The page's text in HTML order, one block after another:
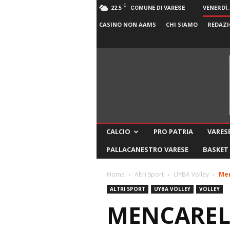
22.5 C COMUNE DI VARESE
CASINO NON AAMS CHI SIAMO
CALCIO PRO PATRIA
PALLACANESTRO VARESE
BASKET
Home Altri Sport UYBA Volley
ALTRI SPORT UYBA VOLLEY VOLLEY